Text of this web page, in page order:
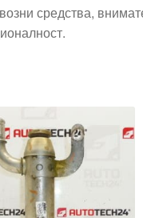
средства,